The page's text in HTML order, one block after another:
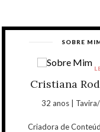
SOBRE
Cristiana
32 anos |
Criadora de